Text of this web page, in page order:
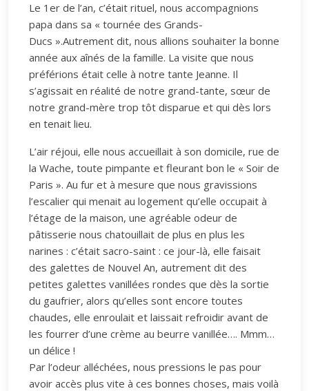
Le 1er de l’an, c’était rituel, nous accompagnions
papa dans sa « tournée des Grands-
Ducs ».Autrement dit, nous allions souhaiter la bonne
année aux aînés de la famille. La visite que nous
préférions était celle à notre tante Jeanne. Il
s’agissait en réalité de notre grand-tante, sœur de
notre grand-mère trop tôt disparue et qui dès lors
en tenait lieu.
L’air réjoui, elle nous accueillait à son domicile, rue de
la Wache, toute pimpante et fleurant bon le « Soir de
Paris ». Au fur et à mesure que nous gravissions
l’escalier qui menait au logement qu’elle occupait à
l’étage de la maison, une agréable odeur de
pâtisserie nous chatouillait de plus en plus les
narines : c’était sacro-saint : ce jour-là, elle faisait
des galettes de Nouvel An, autrement dit des
petites galettes vanillées rondes que dès la sortie
du gaufrier, alors qu’elles sont encore toutes
chaudes, elle enroulait et laissait refroidir avant de
les fourrer d’une crème au beurre vanillée…. Mmm…
un délice !
Par l’odeur alléchées, nous pressions le pas pour
avoir accès plus vite à ces bonnes choses, mais voilà